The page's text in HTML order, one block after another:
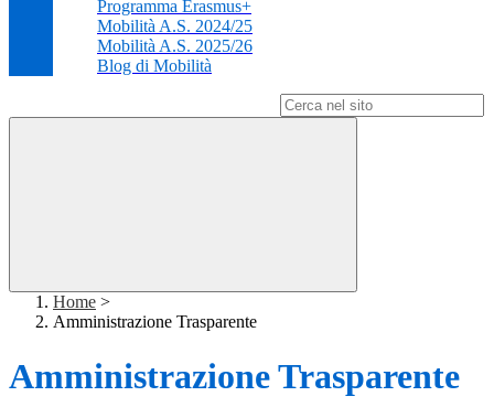
Programma Erasmus+
Mobilità A.S. 2024/25
Mobilità A.S. 2025/26
Blog di Mobilità
Home >
Amministrazione Trasparente
Amministrazione Trasparente